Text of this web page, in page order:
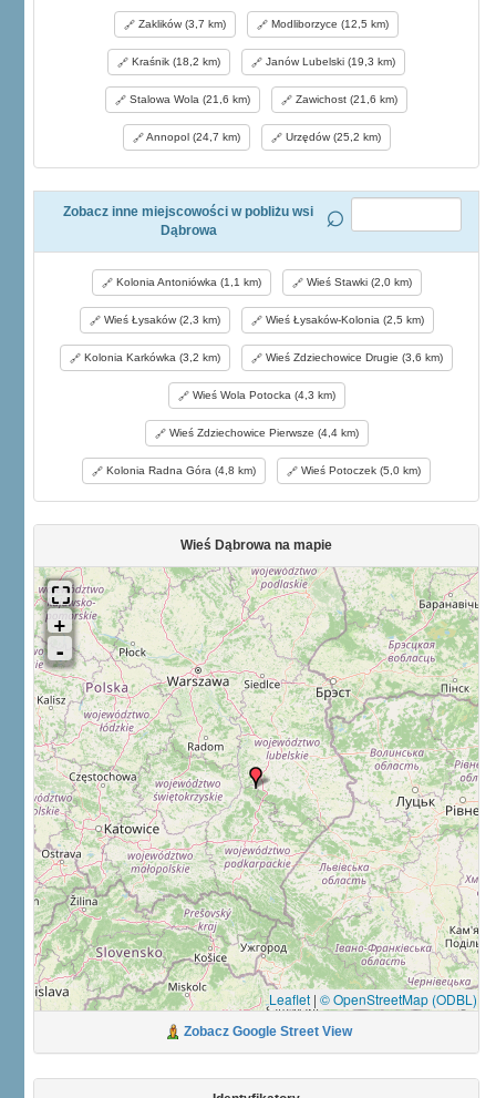
Zaklików (3,7 km) Modliborzyce (12,5 km)
Kraśnik (18,2 km) Janów Lubelski (19,3 km)
Stalowa Wola (21,6 km) Zawichost (21,6 km)
Annopol (24,7 km) Urzędów (25,2 km)
Zobacz inne miejscowości w pobliżu wsi
Dąbrowa
Kolonia Antoniówka (1,1 km) Wieś Stawki (2,0 km)
Wieś Łysaków (2,3 km) Wieś Łysaków-Kolonia (2,5 km)
Kolonia Karkówka (3,2 km) Wieś Zdziechowice Drugie (3,6 km)
Wieś Wola Potocka (4,3 km)
Wieś Zdziechowice Pierwsze (4,4 km)
Kolonia Radna Góra (4,8 km) Wieś Potoczek (5,0 km)
Wieś Dąbrowa na mapie
Leaflet | © OpenStreetMap (ODBL)
Zobacz Google Street View